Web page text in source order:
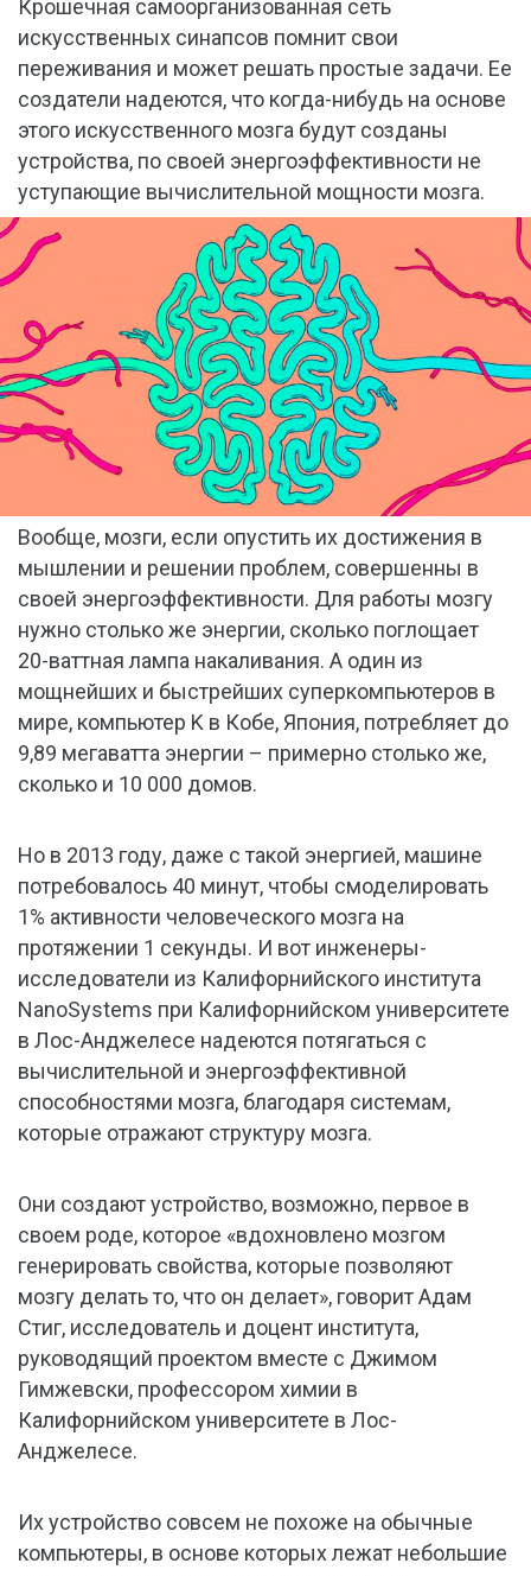
Крошечная самоорганизованная сеть
искусственных синапсов помнит свои
переживания и может решать простые задачи. Ее
создатели надеются, что когда-нибудь на основе
этого искусственного мозга будут созданы
устройства, по своей энергоэффективности не
уступающие вычислительной мощности мозга.
Вообще, мозги, если опустить их достижения в
мышлении и решении проблем, совершенны в
своей энергоэффективности. Для работы мозгу
нужно столько же энергии, сколько поглощает
20-ваттная лампа накаливания. А один из
мощнейших и быстрейших суперкомпьютеров в
мире, компьютер K в Кобе, Япония, потребляет до
9,89 мегаватта энергии – примерно столько же,
сколько и 10 000 домов.
Но в 2013 году, даже с такой энергией, машине
потребовалось 40 минут, чтобы смоделировать
1% активности человеческого мозга на
протяжении 1 секунды. И вот инженеры-
исследователи из Калифорнийского института
NanoSystems при Калифорнийском университете
в Лос-Анджелесе надеются потягаться с
вычислительной и энергоэффективной
способностями мозга, благодаря системам,
которые отражают структуру мозга.
Они создают устройство, возможно, первое в
своем роде, которое «вдохновлено мозгом
генерировать свойства, которые позволяют
мозгу делать то, что он делает», говорит Адам
Стиг, исследователь и доцент института,
руководящий проектом вместе с Джимом
Гимжевски, профессором химии в
Калифорнийском университете в Лос-
Анджелесе.
Их устройство совсем не похоже на обычные
компьютеры, в основе которых лежат небольшие